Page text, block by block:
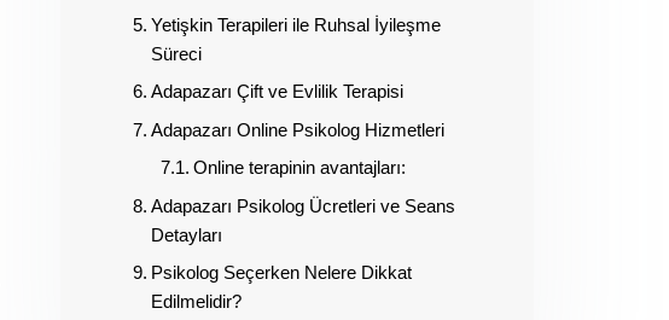
Yetişkin Terapileri ile Ruhsal İyileşme
Süreci
Adapazarı Çift ve Evlilik Terapisi
Adapazarı Online Psikolog Hizmetleri
Online terapinin avantajları:
Adapazarı Psikolog Ücretleri ve Seans
Detayları
Psikolog Seçerken Nelere Dikkat
Edilmelidir?